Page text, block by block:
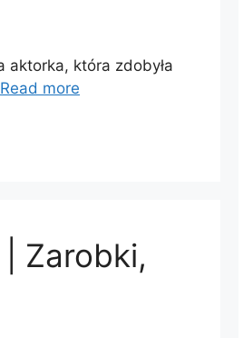
aktorka, która zdobyła
Read more
Zarobki,